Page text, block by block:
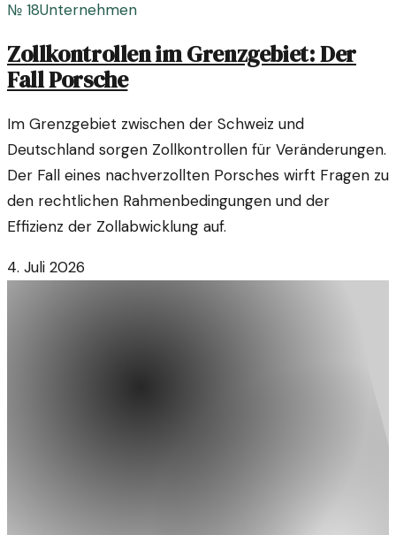
№ 18Unternehmen
Zollkontrollen im Grenzgebiet: Der
Fall Porsche
Im Grenzgebiet zwischen der Schweiz und
Deutschland sorgen Zollkontrollen für Veränderungen.
Der Fall eines nachverzollten Porsches wirft Fragen zu
den rechtlichen Rahmenbedingungen und der
Effizienz der Zollabwicklung auf.
4. Juli 2026